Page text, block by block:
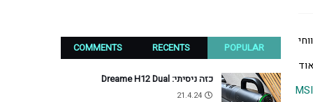
MSI
POPULAR
RECENTS
COMMENTS
כזה ניסיתי: Dreame H12 Dual
21.4.24